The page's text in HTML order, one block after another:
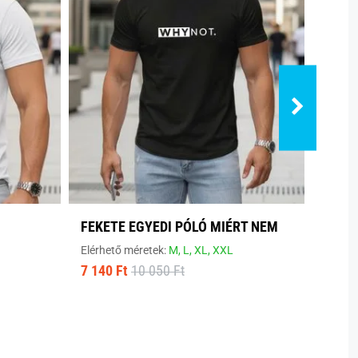
FEKETE EGYEDI PÓLÓ MIÉRT NEM
Elérhető méretek: M, L,XL,XXL
7 140 Ft 10 050 Ft